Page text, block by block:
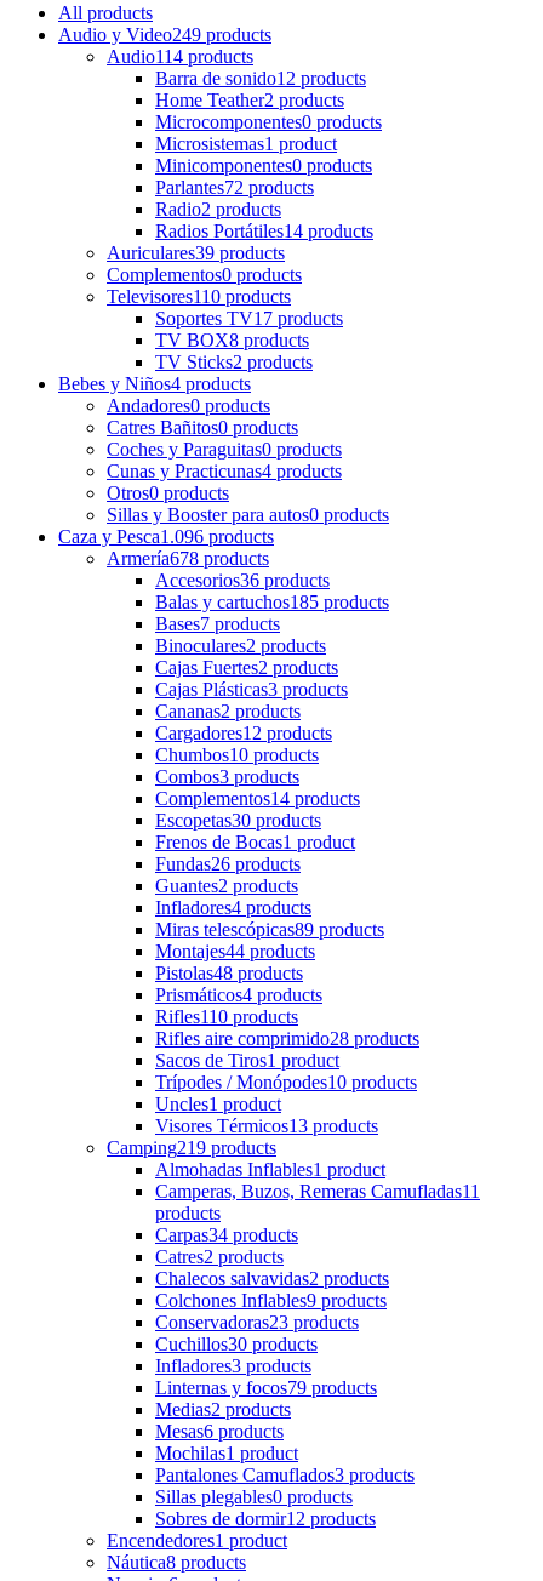
All products
Audio y Video249 products
Audio114 products
Barra de sonido12 products
Home Teather2 products
Microcomponentes0 products
Microsistemas1 product
Minicomponentes0 products
Parlantes72 products
Radio2 products
Radios Portátiles14 products
Auriculares39 products
Complementos0 products
Televisores110 products
Soportes TV17 products
TV BOX8 products
TV Sticks2 products
Bebes y Niños4 products
Andadores0 products
Catres Bañitos0 products
Coches y Paraguitas0 products
Cunas y Practicunas4 products
Otros0 products
Sillas y Booster para autos0 products
Caza y Pesca1.096 products
Armería678 products
Accesorios36 products
Balas y cartuchos185 products
Bases7 products
Binoculares2 products
Cajas Fuertes2 products
Cajas Plásticas3 products
Cananas2 products
Cargadores12 products
Chumbos10 products
Combos3 products
Complementos14 products
Escopetas30 products
Frenos de Bocas1 product
Fundas26 products
Guantes2 products
Infladores4 products
Miras telescópicas89 products
Montajes44 products
Pistolas48 products
Prismáticos4 products
Rifles110 products
Rifles aire comprimido28 products
Sacos de Tiros1 product
Trípodes / Monópodes10 products
Uncles1 product
Visores Térmicos13 products
Camping219 products
Almohadas Inflables1 product
Camperas, Buzos, Remeras Camufladas11
products
Carpas34 products
Catres2 products
Chalecos salvavidas2 products
Colchones Inflables9 products
Conservadoras23 products
Cuchillos30 products
Infladores3 products
Linternas y focos79 products
Medias2 products
Mesas6 products
Mochilas1 product
Pantalones Camuflados3 products
Sillas plegables0 products
Sobres de dormir12 products
Encendedores1 product
Náutica8 products